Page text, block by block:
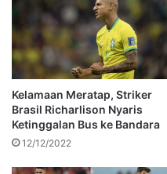
Kelamaan Meratap, Striker
Brasil Richarlison Nyaris
Ketinggalan Bus ke Bandara
12/12/2022